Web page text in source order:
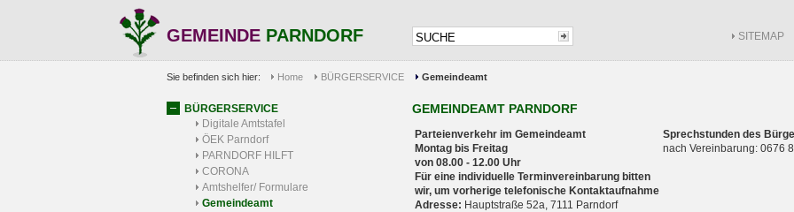
GEMEINDE PARNDORF SITEMAP
Sie befinden sich hier: Home BÜRGERSERVICE Gemeindeamt
BÜRGERSERVICE
Digitale Amtstafel
ÖEK Parndorf
PARNDORF HILFT
CORONA
Amtshelfer/ Formulare
Gemeindeamt
GEMEINDEAMT PARNDORF
Parteienverkehr im Gemeindeamt
Montag bis Freitag
von 08.00 - 12.00 Uhr
Für eine individuelle Terminvereinbarung bitten
wir, um vorherige telefonische Kontaktaufnahme
Adresse: Hauptstraße 52a, 7111 Parndorf
Sprechstunden des
nach Vereinbarung: 0676